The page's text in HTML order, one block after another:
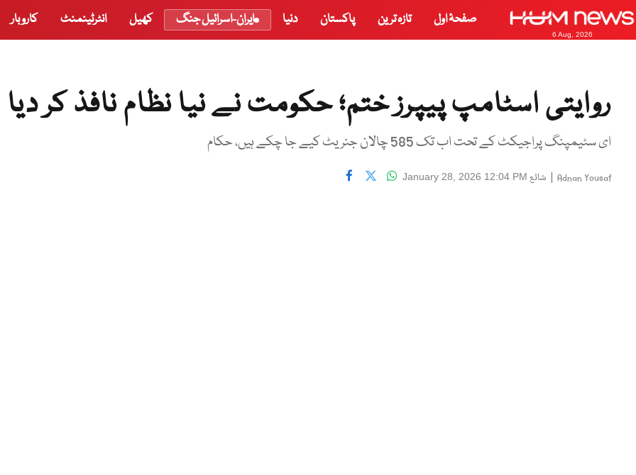
6 Aug, 2026
صفحۂ اول تازہ ترین پاکستان دنیا ایران-اسرائیل جنگ کھیل انٹرٹینمنٹ کاروبار
روایتی اسٹامپ پیپرز ختم؛ حکومت نے نیا نظام نافذ کر دیا
ای سٹیمپنگ پراجیکٹ کے تحت اب تک 585 چالان جنریٹ کیے جا چکے ہیں، حکام
Adnan Yousaf
| شائع January 28, 2026 12:04 PM